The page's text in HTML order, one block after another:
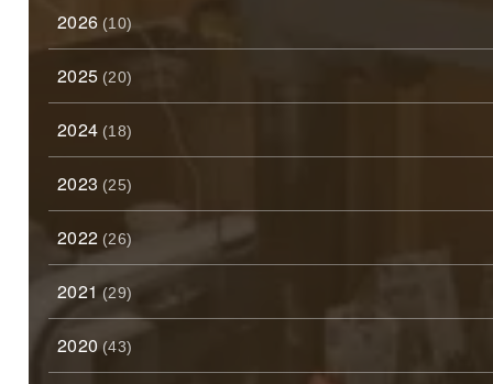
2026 (10)
2025 (20)
2024 (18)
2023 (25)
2022 (26)
2021 (29)
2020 (43)